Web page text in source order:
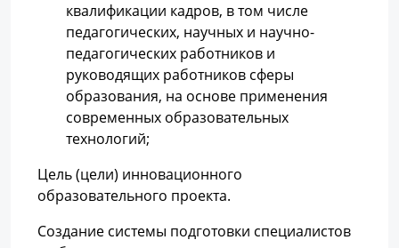
квалификации кадров, в том числе
педагогических, научных и научно-
педагогических работников и
руководящих работников сферы
образования, на основе применения
современных образовательных
технологий;
Цель (цели) инновационного
образовательного проекта.
Создание системы подготовки специалистов